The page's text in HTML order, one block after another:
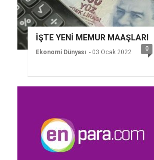
İŞTE YENİ MEMUR MAAŞLARI
Ekonomi Dünyası - 03 Ocak 2022 0